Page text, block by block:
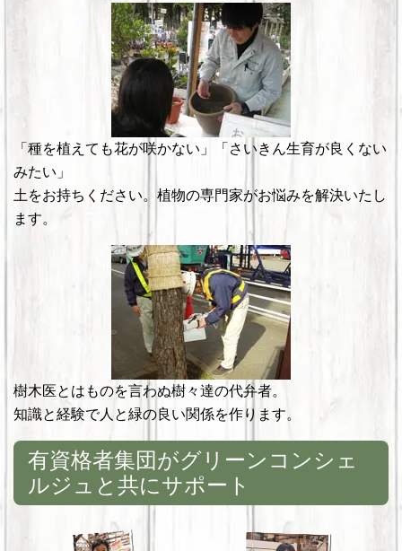
「種を植えても花が咲かない」「さいきん生育が良くない
みたい」
土をお持ちください。植物の専門家がお悩みを解決いたし
ます。
樹木医とはものを言わぬ樹々達の代弁者。
知識と経験で人と緑の良い関係を作ります。
有資格者集団がグリーンコンシェ
ルジュと共にサポート